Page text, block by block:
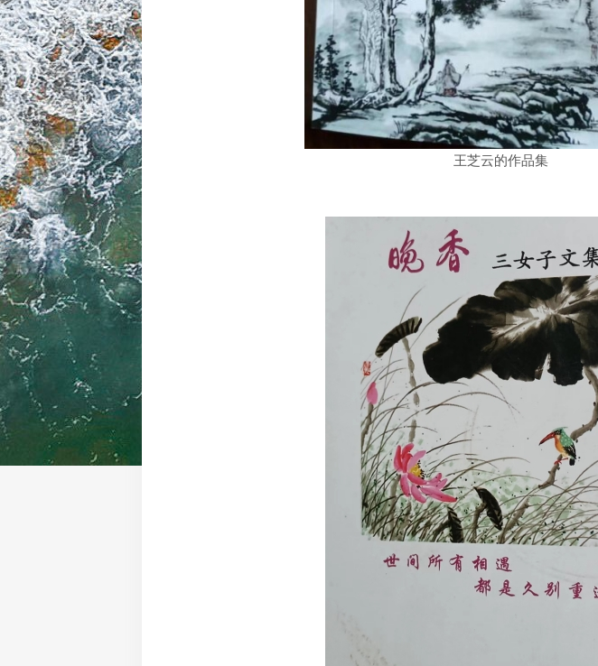
王芝云的作品集